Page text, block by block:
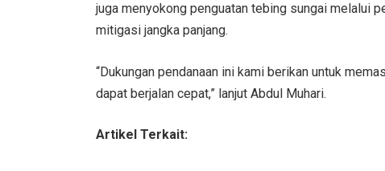
juga menyokong penguatan tebing sungai melalui
mitigasi jangka panjang.
“Dukungan pendanaan ini kami berikan untuk
dapat berjalan cepat,” lanjut Abdul Muhari.
Artikel Terkait: